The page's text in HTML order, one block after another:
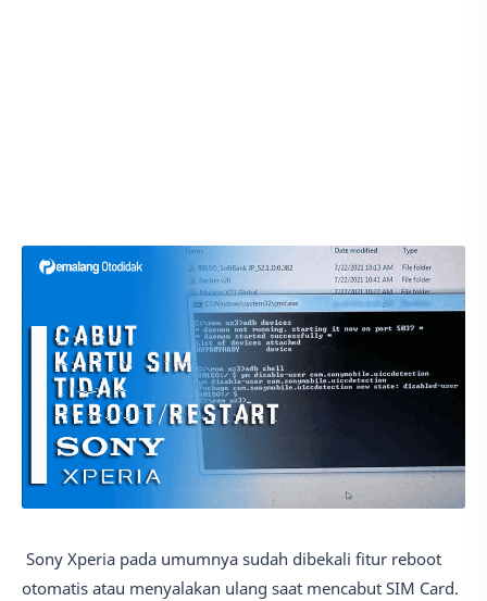
Sony Xperia pada umumnya sudah dibekali fitur reboot
otomatis atau menyalakan ulang saat mencabut SIM Card.